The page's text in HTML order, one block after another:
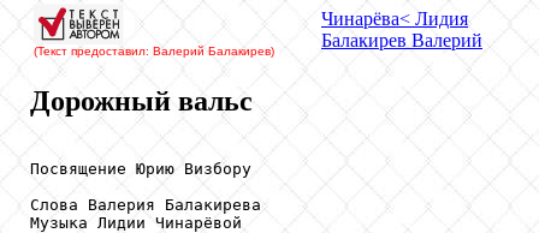
(Текст предоставил: Валерий Балакирев)
Чинарёва< Лидия
Балакирев Валерий
Дорожный вальс
Посвящение Юрию Визбору
Слова Валерия Балакирева
Музыка Лидии Чинарёвой